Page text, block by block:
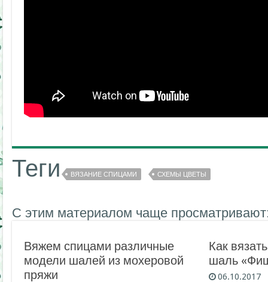
Теги ВЯЗАНИЕ СПИЦАМИ СХЕМЫ ЦВЕТЫ
С этим материалом чаще
Вяжем спицами различные
модели шалей из мохеровой
пряжи
Как
шаль
06.10.2017